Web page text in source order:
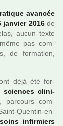
avan­­cée
jan­­vier 2016 de
aucun texte
même pas com­
de for­ma­tion,
ont déjà été for­
scien­ces cli­ni­
par­cours com­
Quentin-en-
infir­miers